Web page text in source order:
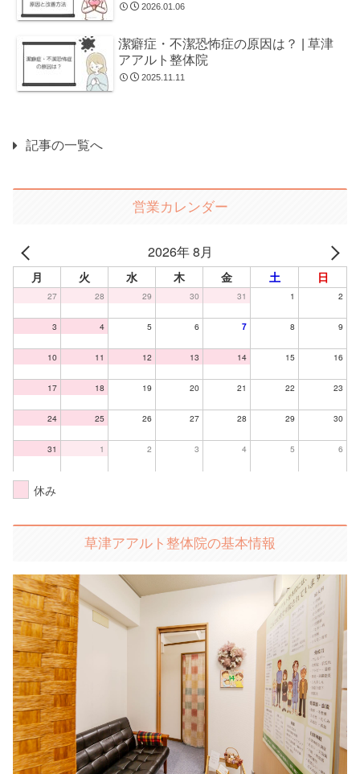
2026.01.06
潔癖症・不潔恐怖症の原因は？ | 草津
アアルト整体院
2025.11.11
記事の一覧へ
営業カレンダー
2026年 8月
月 火 水 木 金 土 日
27 28 29 30 31 1 2
3 4 5 6 7 8 9
10 11 12 13 14 15 16
17 18 19 20 21 22 23
24 25 26 27 28 29 30
31 1 2 3 4 5 6
休み
草津アアルト整体院の基本情報